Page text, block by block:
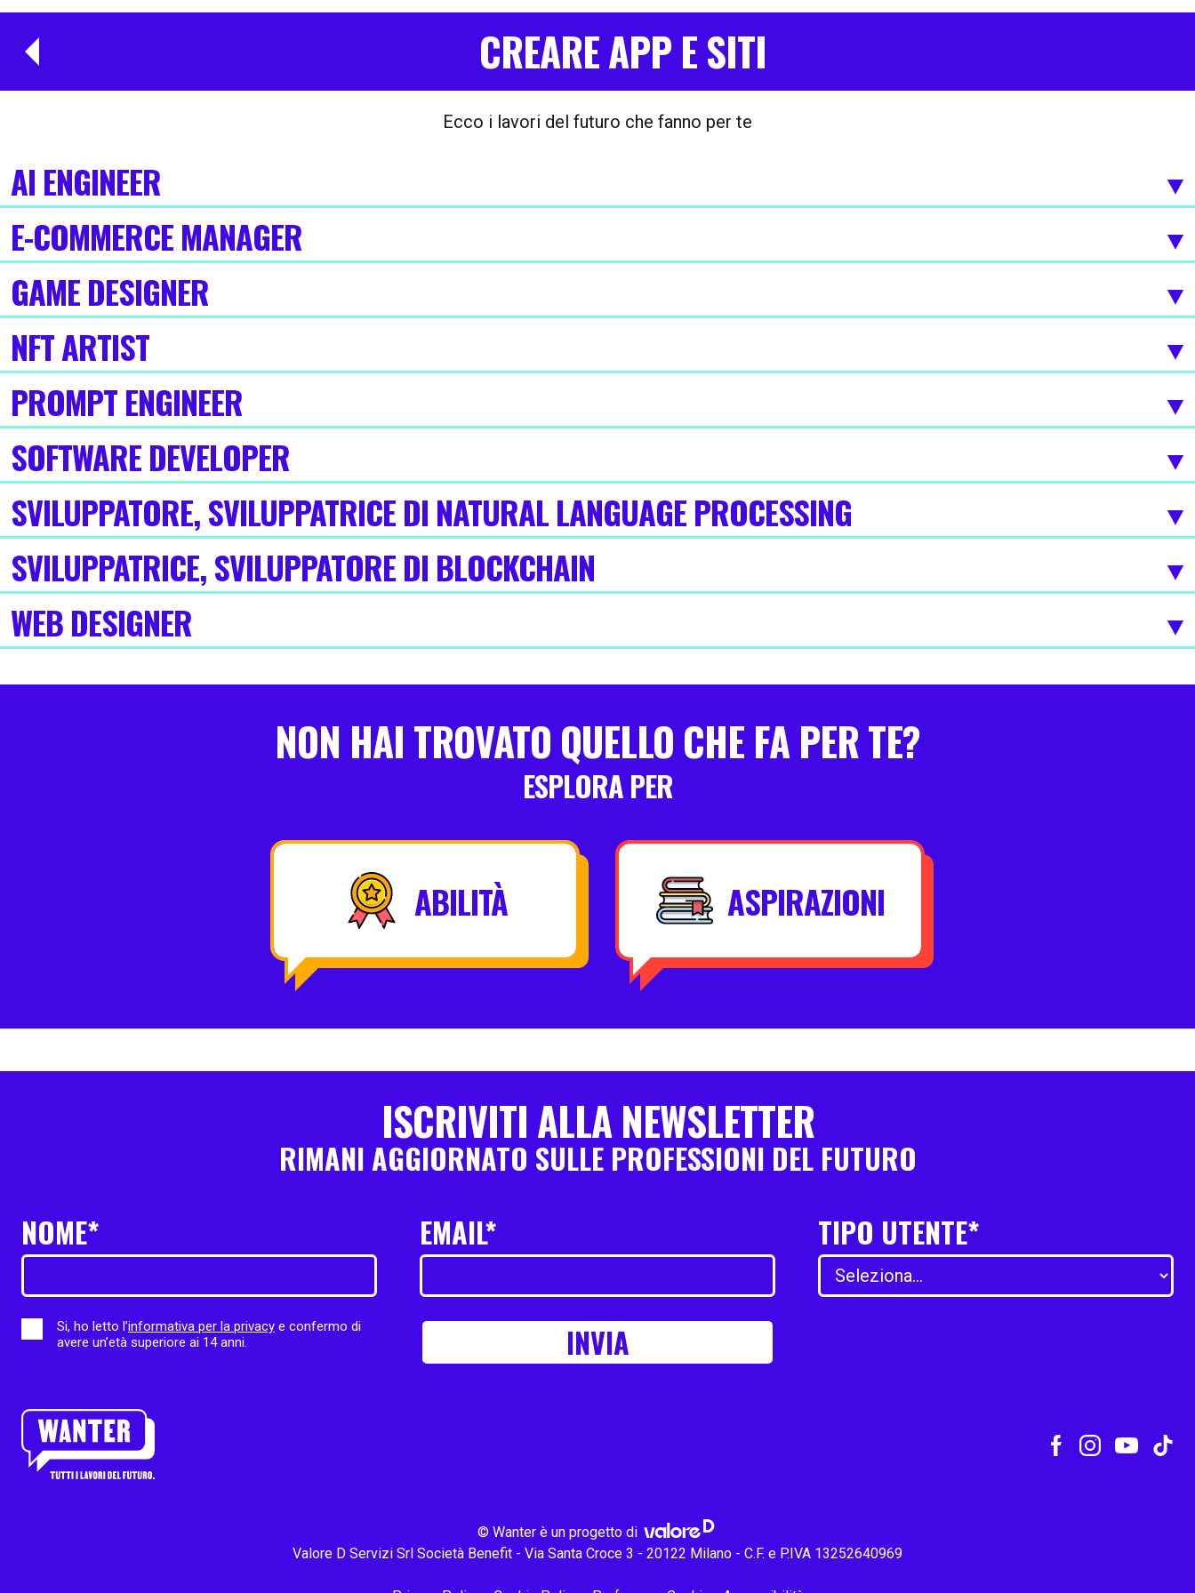
CREARE APP E SITI
Ecco i lavori del futuro che fanno per te
AI ENGINEER
E-COMMERCE MANAGER
GAME DESIGNER
NFT ARTIST
PROMPT ENGINEER
SOFTWARE DEVELOPER
SVILUPPATORE, SVILUPPATRICE DI NATURAL LANGUAGE PROCESSING
SVILUPPATRICE, SVILUPPATORE DI BLOCKCHAIN
WEB DESIGNER
NON HAI TROVATO QUELLO CHE FA PER TE?
ESPLORA PER
ABILITÀ ASPIRAZIONI
ISCRIVITI ALLA NEWSLETTER
RIMANI AGGIORNATO SULLE PROFESSIONI DEL FUTURO
NOME*
EMAIL* TIPO UTENTE*
Si, ho letto l’informativa per la privacy e confermo di
avere un’età superiore ai 14 anni.
INVIA
© Wanter è un progetto di
Valore D Servizi Srl Società Benefit - Via Santa Croce 3 - 20122 Milano - C.F. e P.IVA 13252640969